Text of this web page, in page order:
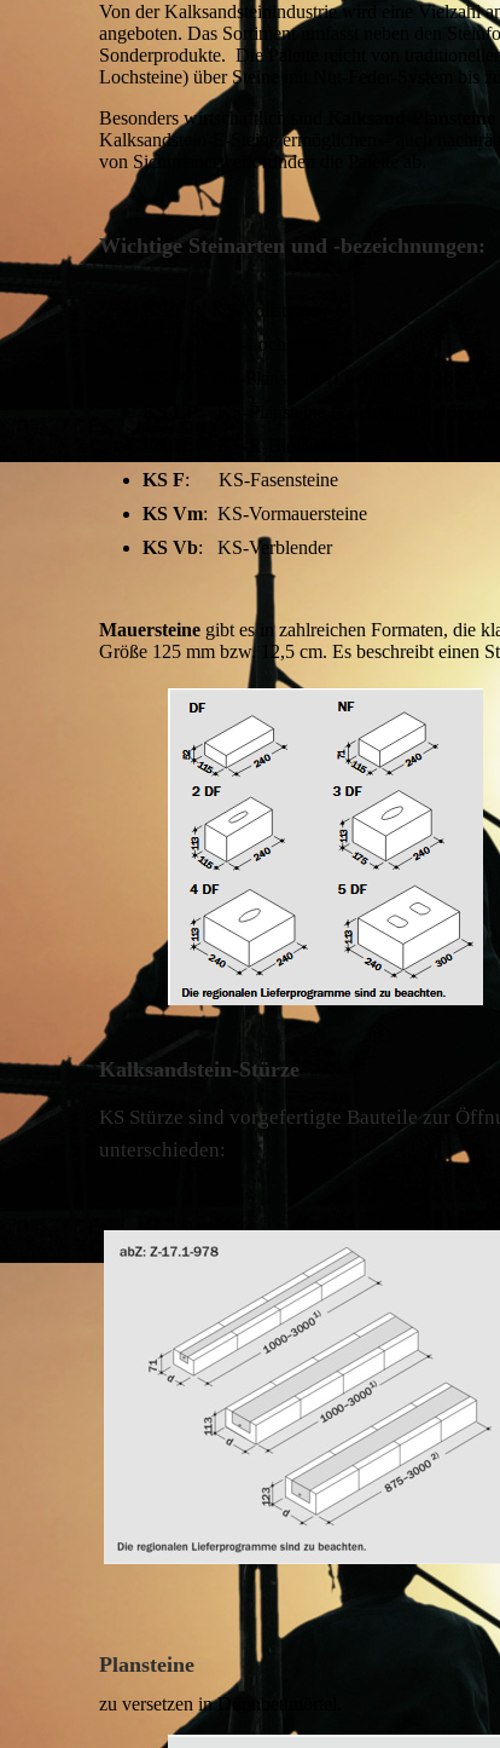
Von der Kalksandsteinindustrie wird eine Vielzahl
angeboten. Das Sortiment umfasst neben den
Sonderprodukte. Die Palette reicht von
Lochsteine) über Steine mit Nut-Feder-System bis
Besonders wirtschaftlich sind
Kalksand-Plansteine
Kalksandstein-E-Steine ermöglichen – auch
von Sichtmauerwerk runden die Palette ab.
Wichtige Steinarten und -bezeichnungen:
: KS-Vollsteine
: KS-Lochsteine
: KS-Plansteine (Lochanteil ≤ 15%
KS F: KS-Fasensteine
KS Vm: KS-Vormauersteine
KS Vb: KS-Verblender
Mauersteine gibt es in zahlreichen Formaten, die
Größe 125 mm bzw. 12,5 cm. Es beschreibt einen
Kalksandstein-Stürze
KS Stürze sind vorgefertigte Bauteile zur
unterschieden:
Plansteine
zu versetzen in Dünnbettmörtel.